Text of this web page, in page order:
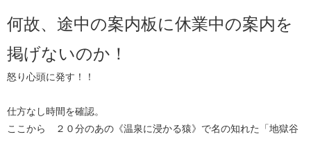
何故、途中の案内板に休業中の案内を
掲げないのか！
怒り心頭に発す！！
仕方なし時間を確認。
ここから ２０分のあの《温泉に浸かる猿》で名の知れた「地獄谷